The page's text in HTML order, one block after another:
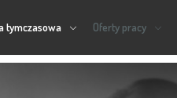
tymczasowa Oferty pracy